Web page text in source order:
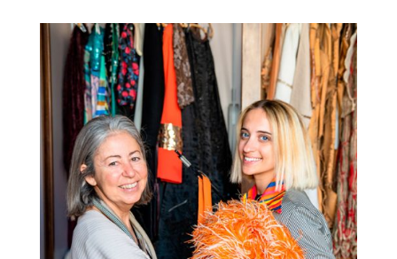
Il progetto
La candidatura
I tirocinanti
Le borse di